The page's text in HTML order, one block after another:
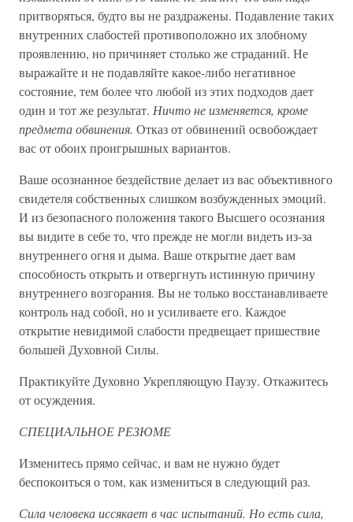
притворяться, будто вы не раздражены. Подавление таких
внутренних слабостей противоположно их злобному
проявлению, но причиняет столько же страданий. Не
выражайте и не подавляйте какое-либо негативное
состояние, тем более что любой из этих подходов дает
один и тот же результат. Ничто не изменяется, кроме
предмета обвинения. Отказ от обвинений освобождает
вас от обоих проигрышных вариантов.
Ваше осознанное бездействие делает из вас объективного
свидетеля собственных слишком возбужденных эмоций.
И из безопасного положения такого Высшего осознания
вы видите в себе то, что прежде не могли видеть из-за
внутреннего огня и дыма. Ваше открытие дает вам
способность открыть и отвергнуть истинную причину
внутреннего возгорания. Вы не только восстанавливаете
контроль над собой, но и усиливаете его. Каждое
открытие невидимой слабости предвещает пришествие
большей Духовной Силы.
Практикуйте Духовно Укрепляющую Паузу. Откажитесь
от осуждения.
СПЕЦИАЛЬНОЕ РЕЗЮМЕ
Изменитесь прямо сейчас, и вам не нужно будет
беспокоиться о том, как измениться в следующий раз.
Сила человека иссякает в час испытаний. Но есть сила,